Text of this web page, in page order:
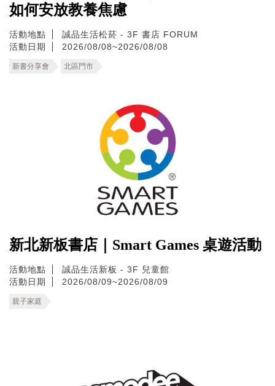
如何安放教養焦慮
活動地點
誠品生活松菸 - 3F 書店 FORUM
活動日期
2026/08/08~2026/08/08
新書分享會 北區門市
新北新板書店｜Smart Games 桌遊活動
活動地點
誠品生活新板 - 3F 兒童館
活動日期
2026/08/09~2026/08/09
親子家庭